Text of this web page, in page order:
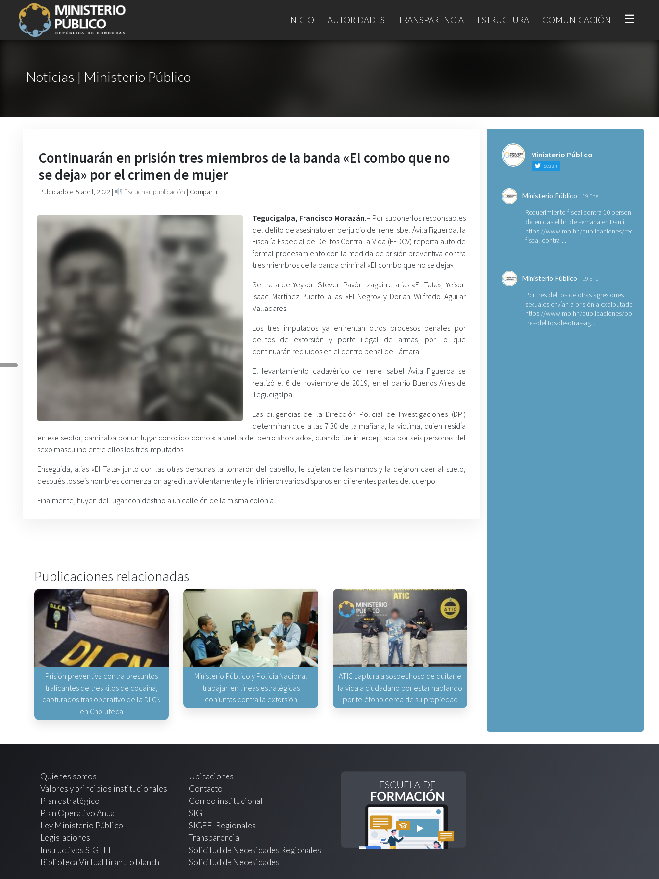
INICIO AUTORIDADES TRANSPARENCIA ESTRUCTURA COMUNICACIÓN ☰
Noticias | Ministerio Público
Continuarán en prisión tres miembros de la banda «El combo que no
se deja» por el crimen de mujer
Publicado el 5 abril, 2022 | Escuchar publicación | Compartir
Tegucigalpa, Francisco Morazán.– Por suponerlos responsables
del delito de asesinato en perjuicio de Irene Isbel Ávila Figueroa, la
Fiscalía Especial de Delitos Contra la Vida (FEDCV) reporta auto de
formal procesamiento con la medida de prisión preventiva contra
tres miembros de la banda criminal «El combo que no se deja».
Se trata de Yeyson Steven Pavón Izaguirre alias «El Tata», Yeison
Isaac Martínez Puerto alias «El Negro» y Dorian Wilfredo Aguilar
Valladares.
Los tres imputados ya enfrentan otros procesos penales por
delitos de extorsión y porte ilegal de armas, por lo que
continuarán recluidos en el centro penal de Támara.
El levantamiento cadavérico de Irene Isabel Ávila Figueroa se
realizó el 6 de noviembre de 2019, en el barrio Buenos Aires de
Tegucigalpa.
Las diligencias de la Dirección Policial de Investigaciones (DPI)
determinan que a las 7:30 de la mañana, la víctima, quien residía
en ese sector, caminaba por un lugar conocido como «la vuelta del perro ahorcado», cuando fue interceptada por seis personas del
sexo masculino entre ellos los tres imputados.
Enseguida, alias «El Tata» junto con las otras personas la tomaron del cabello, le sujetan de las manos y la dejaron caer al suelo,
después los seis hombres comenzaron agredirla violentamente y le infirieron varios disparos en diferentes partes del cuerpo.
Finalmente, huyen del lugar con destino a un callejón de la misma colonia.
Publicaciones relacionadas
Prisión preventiva contra presuntos
traficantes de tres kilos de cocaína,
capturados tras operativo de la DLCN
en Choluteca
Ministerio Público y Policía Nacional
trabajan en líneas estratégicas
conjuntas contra la extorsión
ATIC captura a sospechoso de quitarle
la vida a ciudadano por estar hablando
por teléfono cerca de su propiedad
Ministerio Público
Seguir
Ministerio Público 19 Ene
Requerimiento fiscal contra 10 personas
detenidas el fin de semana en Danlí
https://www.mp.hn/publicaciones/
fiscal-contra-...
Ministerio Público 19 Ene
Por tres delitos de otras agresiones
sexuales envían a prisión a exdiputado
https://www.mp.hn/publicaciones/por-
tres-delitos-de-otras-ag...
Quienes somos
Valores y principios institucionales
Plan estratégico
Plan Operativo Anual
Ley Ministerio Público
Legislaciones
Instructivos SIGEFI
Biblioteca Virtual tirant lo blanch
Ubicaciones
Contacto
Correo institucional
SIGEFI
SIGEFI Regionales
Transparencia
Solicitud de Necesidades Regionales
Solicitud de Necesidades